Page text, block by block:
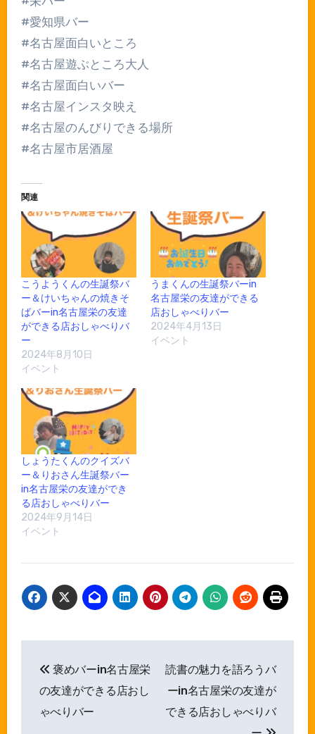
#愛知県バー
#名古屋面白いところ
#名古屋遊ぶところ大人
#名古屋面白いバー
#名古屋インスタ映え
#名古屋のんびりできる場所
#名古屋市居酒屋
関連
こうようくんの生誕祭バ
ー＆けいちゃんの焼きそ
ばバーin名古屋栄の友達
ができる店おしゃべりバ
ー
2024年8月10日
イベント
うまくんの生誕祭バーin
名古屋栄の友達ができる
店おしゃべりバー
2024年4月13日
イベント
しょうたくんのクイズバ
ー＆りおさん生誕祭バー
in名古屋栄の友達ができ
る店おしゃべりバー
2024年9月14日
イベント
稿
ナ
褒めバーin名古屋栄
の友達ができる店おし
ゃべりバー
読書の魅力を語ろうバ
ーin名古屋栄の友達が
できる店おしゃべりバ